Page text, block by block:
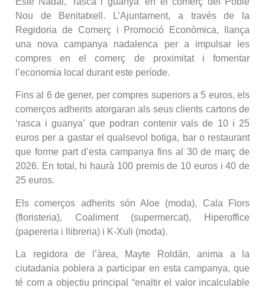
Nou de Benitatxell. L’Ajuntament, a través de la
Regidoria de Comerç i Promoció Econòmica, llança
una nova campanya nadalenca per a impulsar les
compres en el comerç de proximitat i fomentar
l’economia local durant este període.
Fins al 6 de gener, per compres superiors a 5 euros, els
comerços adherits atorgaran als seus clients cartons de
‘rasca i guanya’ que podran contenir vals de 10 i 25
euros per a gastar el qualsevol botiga, bar o restaurant
que forme part d’esta campanya fins al 30 de març de
2026. En total, hi haurà 100 premis de 10 euros i 40 de
25 euros.
Els comerços adherits són Aloe (moda), Cala Flors
(floristeria), Coaliment (supermercat), Hiperoffice
(papereria i llibreria) i K-Xuli (moda).
La regidora de l’àrea, Mayte Roldán, anima a la
ciutadania poblera a participar en esta campanya, que
té com a objectiu principal “enaltir el valor incalculable